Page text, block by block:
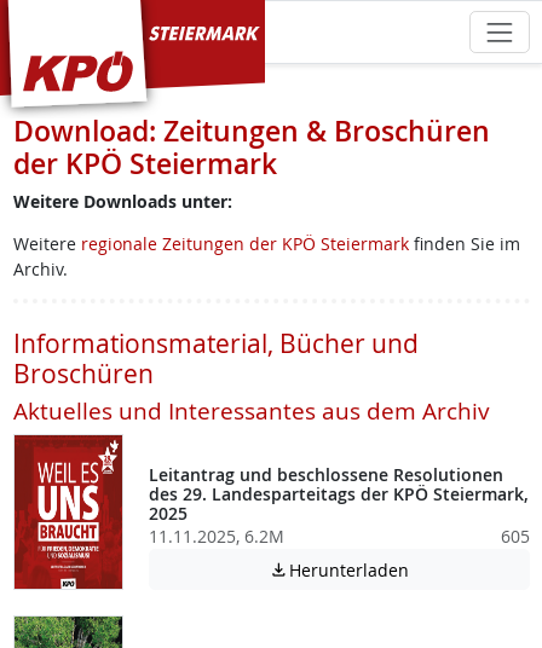
KPÖ Steiermark
Download: Zeitungen & Broschüren
der KPÖ Steiermark
Weitere Downloads unter:
Weitere regionale Zeitungen der KPÖ Steiermarkfinden Sie im
Archiv.
Informationsmaterial, Bücher und
Broschüren
Aktuelles und Interessantes aus dem Archiv
Leitantrag und beschlossene Resolutionen
des 29. Landesparteitags der KPÖ Steiermark,
2025
11.11.2025, 6.2M
605
 Herunterladen